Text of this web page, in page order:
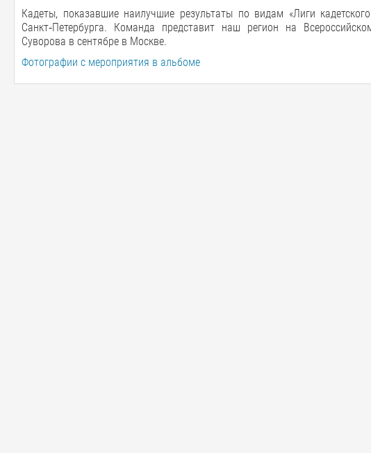
Кадеты, показавшие наилучшие результаты по видам «Лиги
Санкт‑Петербурга. Команда представит наш регион на
Суворова в сентябре в Москве.
Фотографии с мероприятия в альбоме